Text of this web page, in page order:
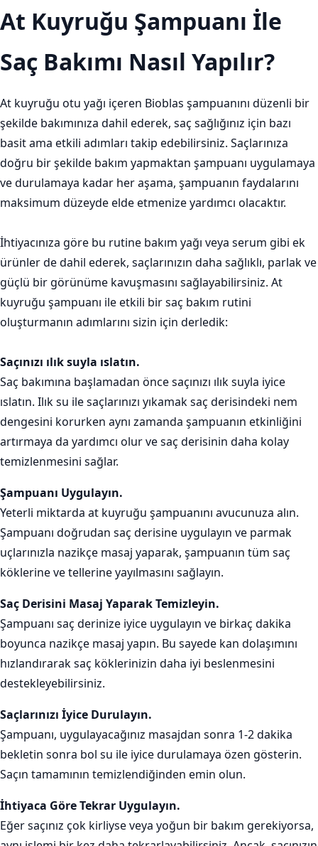
At Kuyruğu Şampuanı İle
Saç Bakımı Nasıl Yapılır?
At kuyruğu otu yağı içeren Bioblas şampuanını düzenli bir
şekilde bakımınıza dahil ederek, saç sağlığınız için bazı
basit ama etkili adımları takip edebilirsiniz. Saçlarınıza
doğru bir şekilde bakım yapmaktan şampuanı uygulamaya
ve durulamaya kadar her aşama, şampuanın faydalarını
maksimum düzeyde elde etmenize yardımcı olacaktır.
İhtiyacınıza göre bu rutine bakım yağı veya serum gibi ek
ürünler de dahil ederek, saçlarınızın daha sağlıklı, parlak ve
güçlü bir görünüme kavuşmasını sağlayabilirsiniz. At
kuyruğu şampuanı ile etkili bir saç bakım rutini
oluşturmanın adımlarını sizin için derledik:
Saçınızı ılık suyla ıslatın.
Saç bakımına başlamadan önce saçınızı ılık suyla iyice
ıslatın. Ilık su ile saçlarınızı yıkamak saç derisindeki nem
dengesini korurken aynı zamanda şampuanın etkinliğini
artırmaya da yardımcı olur ve saç derisinin daha kolay
temizlenmesini sağlar.
Şampuanı Uygulayın.
Yeterli miktarda at kuyruğu şampuanını avucunuza alın.
Şampuanı doğrudan saç derisine uygulayın ve parmak
uçlarınızla nazikçe masaj yaparak, şampuanın tüm saç
köklerine ve tellerine yayılmasını sağlayın.
Saç Derisini Masaj Yaparak Temizleyin.
Şampuanı saç derinize iyice uygulayın ve birkaç dakika
boyunca nazikçe masaj yapın. Bu sayede kan dolaşımını
hızlandırarak saç köklerinizin daha iyi beslenmesini
destekleyebilirsiniz.
Saçlarınızı İyice Durulayın.
Şampuanı, uygulayacağınız masajdan sonra 1-2 dakika
bekletin sonra bol su ile iyice durulamaya özen gösterin.
Saçın tamamının temizlendiğinden emin olun.
İhtiyaca Göre Tekrar Uygulayın.
Eğer saçınız çok kirliyse veya yoğun bir bakım gerekiyorsa,